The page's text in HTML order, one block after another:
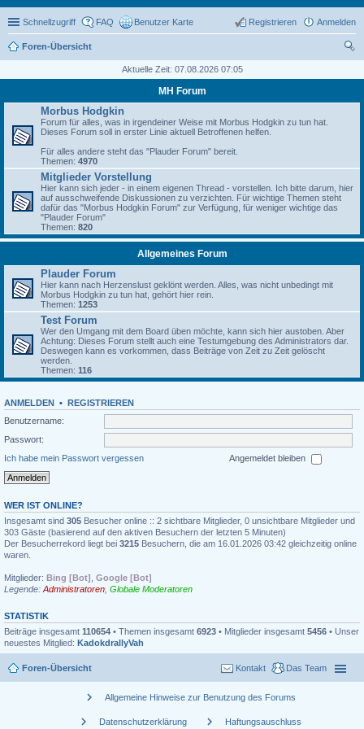
Schnellzugriff FAQ Benutzer Karte Anmelden
Registrieren
Foren-Übersicht
Aktuelle Zeit: 07.08.2026 07:05
MH Forum
Morbus Hodgkin
Forum für alles, was in irgendeiner Weise mit Morbus Hodgkin zu tun hat.
Dieses Forum soll in erster Linie aktuell Betroffenen helfen.
Für alles andere steht das "Plauder Forum" bereit.
Themen: 4970
Mitglieder Vorstellung
Hier kann sich jeder - in einem eigenen Thread - vorstellen. Ich bitte darum, hier
auf ausschweifende Diskussionen zu verzichten. Für wichtige Themen steht
dafür das "Morbus Hodgkin Forum" zur Verfügung, für weniger wichtige das
"Plauder Forum"
Themen: 820
Allgemeines Forum
Plauder Forum
Hier kann nach Herzenslust geklönt werden. Alles, was nicht unbedingt mit
Morbus Hodgkin zu tun hat, gehört hier rein.
Themen: 1253
Test Forum
Wer den Umgang mit dem Board üben möchte, kann sich hier austoben. Aber
Achtung: Dieses Forum stellt auch eine Testumgebung des Administrators dar.
Deswegen kann es vorkommen, dass Beiträge von Zeit zu Zeit gelöscht
werden.
Themen: 116
ANMELDEN • REGISTRIEREN
Benutzername:
Passwort:
Ich habe mein Passwort vergessen
Angemeldet bleiben
WER IST ONLINE?
Insgesamt sind 305 Besucher online :: 2 sichtbare Mitglieder, 0 unsichtbare Mitglieder und
303 Gäste (basierend auf den aktiven Besuchern der letzten 5 Minuten)
Der Besucherrekord liegt bei 3215 Besuchern, die am 16.01.2026 03:42 gleichzeitig online
waren.
Mitglieder: Bing [Bot] Google [Bot]
Legende: Administratoren Globale Moderatoren
STATISTIK
Beiträge insgesamt 110654 • Themen insgesamt 6923 • Mitglieder insgesamt 5456 • Unser
neuestes Mitglied: KadokdrallyVah
Foren-Übersicht Das Team
Kontakt
chevron_right Allgemeine Hinweise zur Benutzung des Forums
chevron_right Datenschutzerklärung chevron_right Haftungsauschluss